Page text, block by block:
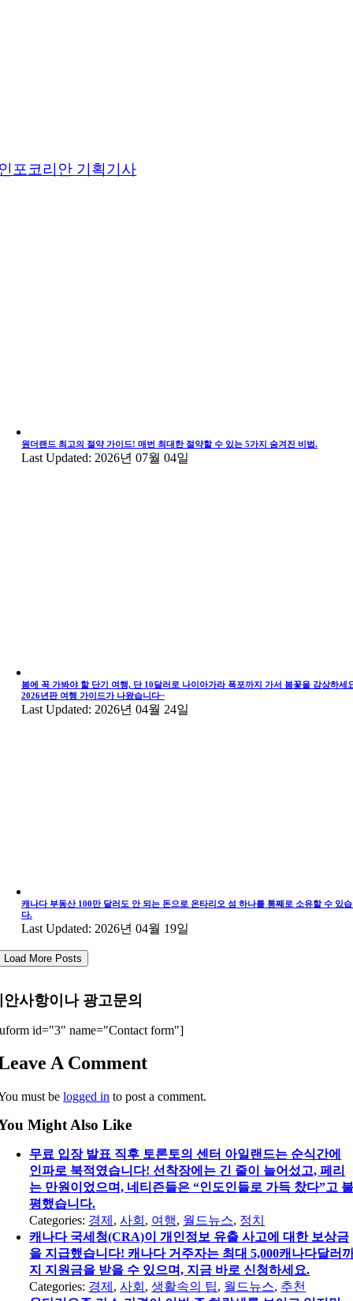
포코리안 기획기사
원더랜드 최고의 절약 가이드! 매번 최대한 절약할 수 있는 5가지 숨겨진 비법.
Last Updated: 2026년 07월 04일
봄에 꼭 가봐야 할 단기 여행, 단 10달러로 나이아가라 폭포까지 가서 봄꽃을 감상하세
2026년판 여행 가이드가 나왔습니다~
Last Updated: 2026년 04월 24일
캐나다 부동산 100만 달러도 안 되는 돈으로 온타리오 섬 하나를 통째로 소유할 수 있
다.
Last Updated: 2026년 04월 19일
Load More Posts
안사항이나 광고문의
id="3" name="Contact form"]
A Comment
must belogged in to post a comment.
Might Also Like
무료 입장 발표 직후 토론토의 센터 아일랜드는 순식간에
인파로 북적였습니다! 선착장에는 긴 줄이 늘어섰고, 페리
는 만원이었으며, 네티즌들은 “인도인들로 가득 찼다”고
평했습니다.
Categories: 경제 ,사회 , 여행, 월드뉴스, 정치
캐나다 국세청(CRA)이 개인정보 유출 사고에 대한 보상금
을 지급했습니다! 캐나다 거주자는 최대 5,000캐나다달러
지 지원금을 받을 수 있으며, 지금 바로 신청하세요.
Categories: 경제 ,사회 ,생활속의 팁, 월드뉴스, 추천